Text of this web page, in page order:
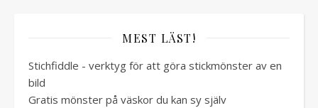
MEST LÄST!
Stichfiddle - verktyg för att göra stickmönster av en
bild
Gratis mönster på väskor du kan sy själv